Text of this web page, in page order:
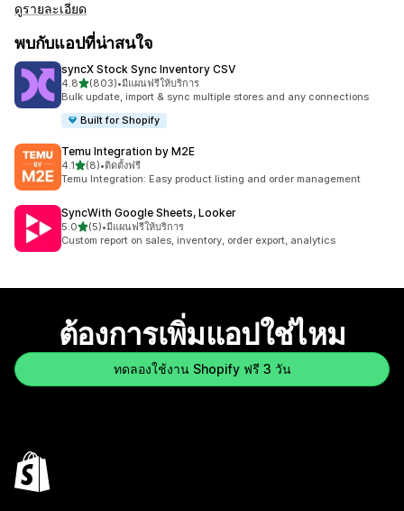
ดูรายละเอียด
พบกับแอปที่น่าสนใจ
syncX Stock Sync Inventory CSV
4.8เต็ม 5 ดาว
(803)
ทั้งหมด 803 รีวิว
•มีแผนฟรีให้บริการ
Bulk update, import & sync multiple stores and any connections
Built for Shopify
Temu Integration by M2E
4.1เต็ม 5 ดาว
(8)
ทั้งหมด 8 รีวิว
•ติดตั้งฟรี
Temu Integration: Easy product listing and order management
SyncWith Google Sheets, Looker
5.0เต็ม 5 ดาว
(5)
ทั้งหมด 5 รีวิว
•มีแผนฟรีให้บริการ
Custom report on sales, inventory, order export, analytics
ต้องการเพิ่มแอปใช่ไหม
ทดลองใช้งาน Shopify ฟรี 3 วัน